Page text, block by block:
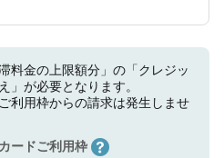
料金の上限額分」の「クレジッ
」が必要となります。
利用枠からの請求は発生しませ
ードご利用枠